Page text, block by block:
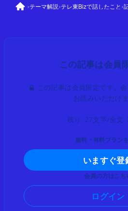
›テーマ解説›テレ東Bizで話したこと ›
この記事は会員限定です。
お読みいただけま
残り: 27文字/全文:
無料・有料プラン
いますぐ登
会員の方はこち
ログイン